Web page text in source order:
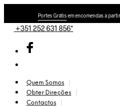
Portes Grátisem encomendas a
+351 252 631 856*
Quem Somos
Obter Direções
Contactos